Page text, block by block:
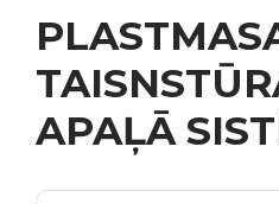
APAĻĀ